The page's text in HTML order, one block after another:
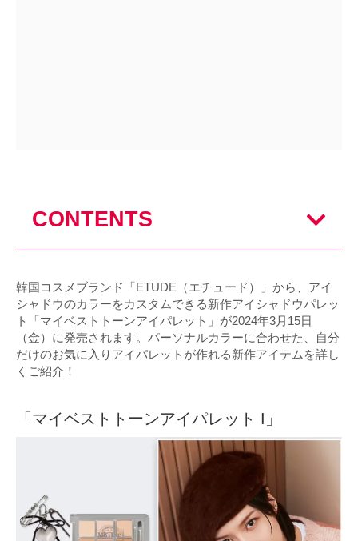
CONTENTS
韓国コスメブランド「ETUDE（エチュード）」から、アイ
シャドウのカラーをカスタムできる新作アイシャドウパレッ
ト「マイベストトーンアイパレット」が2024年3月15日
（金）に発売されます。パーソナルカラーに合わせた、自分
だけのお気に入りアイパレットが作れる新作アイテムを詳し
くご紹介！
「マイベストトーンアイパレット I」